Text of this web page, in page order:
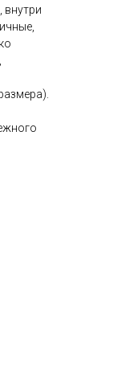
внутри